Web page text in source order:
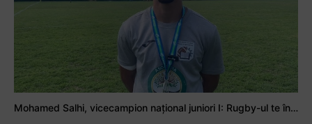
Mohamed Salhi, vicecampion național juniori I: Rugby-ul te învață să accepți și înfrângerile